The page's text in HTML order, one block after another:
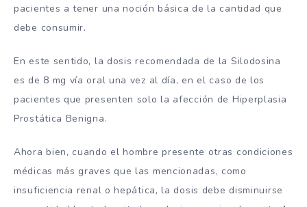
pacientes a tener una noción básica de la cantidad que
debe consumir.
En este sentido, la dosis recomendada de la Silodosina
es de 8 mg vía oral una vez al día, en el caso de los
pacientes que presenten solo la afección de Hiperplasia
Prostática Benigna.
Ahora bien, cuando el hombre presente otras condiciones
médicas más graves que las mencionadas, como
insuficiencia renal o hepática, la dosis debe disminuirse